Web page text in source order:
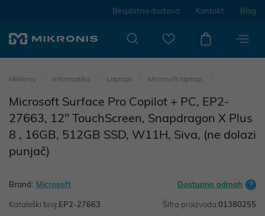
Besplatna dostava Kontakt Blog
Mikronis Informatika Laptopi Microsoft laptopi
Microsoft Surface Pro Copilot + PC, EP2-
27663, 12" TouchScreen, Snapdragon X Plus
8 , 16GB, 512GB SSD, W11H, Siva, (ne dolazi
punjač)
Brand: Microsoft Dostupno odmah
Kataloški broj:EP2-27663 Šifra proizvoda:01380255